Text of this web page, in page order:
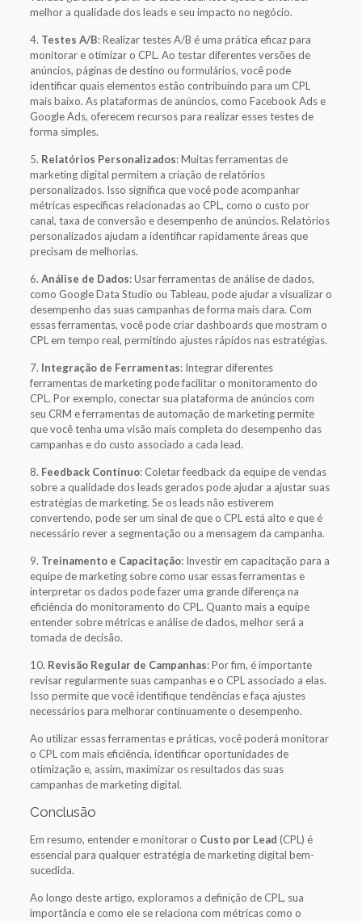
melhor a qualidade dos leads e seu impacto no negócio.
4. Testes A/B: Realizar testes A/B é uma prática eficaz para
monitorar e otimizar o CPL. Ao testar diferentes versões de
anúncios, páginas de destino ou formulários, você pode
identificar quais elementos estão contribuindo para um CPL
mais baixo. As plataformas de anúncios, como Facebook Ads e
Google Ads, oferecem recursos para realizar esses testes de
forma simples.
5. Relatórios Personalizados: Muitas ferramentas de
marketing digital permitem a criação de relatórios
personalizados. Isso significa que você pode acompanhar
métricas específicas relacionadas ao CPL, como o custo por
canal, taxa de conversão e desempenho de anúncios. Relatórios
personalizados ajudam a identificar rapidamente áreas que
precisam de melhorias.
6. Análise de Dados: Usar ferramentas de análise de dados,
como Google Data Studio ou Tableau, pode ajudar a visualizar o
desempenho das suas campanhas de forma mais clara. Com
essas ferramentas, você pode criar dashboards que mostram o
CPL em tempo real, permitindo ajustes rápidos nas estratégias.
7. Integração de Ferramentas: Integrar diferentes
ferramentas de marketing pode facilitar o monitoramento do
CPL. Por exemplo, conectar sua plataforma de anúncios com
seu CRM e ferramentas de automação de marketing permite
que você tenha uma visão mais completa do desempenho das
campanhas e do custo associado a cada lead.
8. Feedback Contínuo: Coletar feedback da equipe de vendas
sobre a qualidade dos leads gerados pode ajudar a ajustar suas
estratégias de marketing. Se os leads não estiverem
convertendo, pode ser um sinal de que o CPL está alto e que é
necessário rever a segmentação ou a mensagem da campanha.
9. Treinamento e Capacitação: Investir em capacitação para a
equipe de marketing sobre como usar essas ferramentas e
interpretar os dados pode fazer uma grande diferença na
eficiência do monitoramento do CPL. Quanto mais a equipe
entender sobre métricas e análise de dados, melhor será a
tomada de decisão.
10. Revisão Regular de Campanhas: Por fim, é importante
revisar regularmente suas campanhas e o CPL associado a elas.
Isso permite que você identifique tendências e faça ajustes
necessários para melhorar continuamente o desempenho.
Ao utilizar essas ferramentas e práticas, você poderá monitorar
o CPL com mais eficiência, identificar oportunidades de
otimização e, assim, maximizar os resultados das suas
campanhas de marketing digital.
Conclusão
Em resumo, entender e monitorar o Custo por Lead (CPL) é
essencial para qualquer estratégia de marketing digital bem-
sucedida.
Ao longo deste artigo, exploramos a definição de CPL, sua
importância e como ele se relaciona com métricas como o